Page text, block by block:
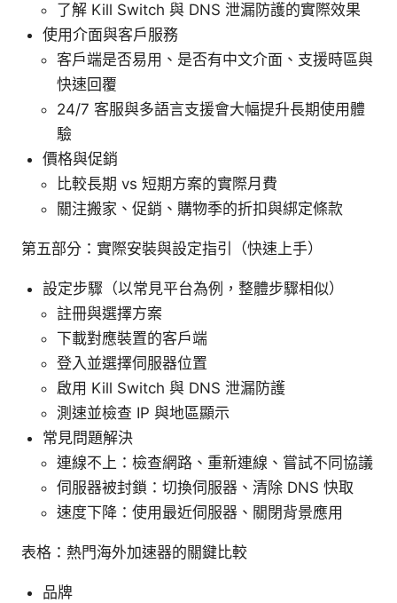
了解 Kill Switch 與 DNS 泄漏防護的實際效果
使用介面與客戶服務
客戶端是否易用、是否有中文介面、支援時區與
快速回覆
24/7 客服與多語言支援會大幅提升長期使用體
驗
價格與促銷
比較長期 vs 短期方案的實際月費
關注搬家、促銷、購物季的折扣與綁定條款
第五部分：實際安裝與設定指引（快速上手）
設定步驟（以常見平台為例，整體步驟相似）
註冊與選擇方案
下載對應裝置的客戶端
登入並選擇伺服器位置
啟用 Kill Switch 與 DNS 泄漏防護
測速並檢查 IP 與地區顯示
常見問題解決
連線不上：檢查網路、重新連線、嘗試不同協議
伺服器被封鎖：切換伺服器、清除 DNS 快取
速度下降：使用最近伺服器、關閉背景應用
表格：熱門海外加速器的關鍵比較
品牌